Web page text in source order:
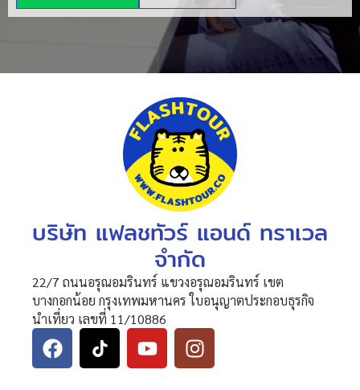
บริษัท แฟลชทัวร์ แอนด์ ทราเวล
จำกัด
22/7 ถนนอรุณอมรินทร์ แขวงอรุณอมรินทร์ เขต
บางกอกน้อย กรุงเทพมหานคร ใบอนุญาตประกอบธุรกิจ
นำเที่ยว เลขที่ 11/10886